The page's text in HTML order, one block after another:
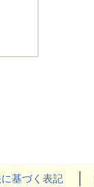
基づく表記